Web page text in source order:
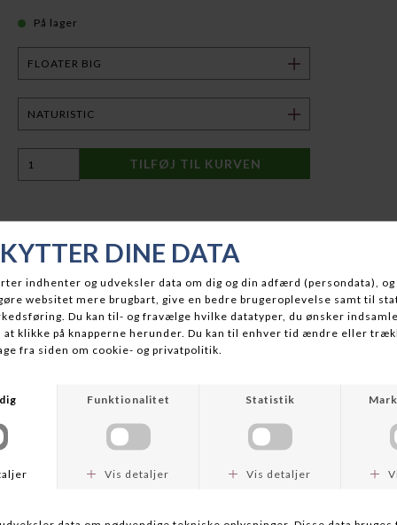
På lager
Countdown sæt, som hylder udviklingen af nogle af verdens
mest ikoniske woblere. I sættet får du tre modeller i autentiske
jubilæumsfarver fra henholdsvis 1936, 2015 og 2020, så du kan
opleve Rapalas farvehistorik gennem tiden – fra de klassiske
nuancer til de mere moderne mønstre. Som ekstra detalje
som Rapalas første woblere blev fremstillet i hånden. Det gør
sættet til mere end blot fiskegrej – det er et samlerobjekt for
enhver lystfisker, der sætter pris på tradition, kvalitet og
historie. Modellerne i sættet består af både Floater 7 cm,
Countdown 7 cm og Floater 11 cm, hvilket gør det alsidigt til
både sø, å og kystfiskeri. Uanset om du vælger at fiske med
dem eller lade dem pryde samlingen derhjemme, får du Rapala-